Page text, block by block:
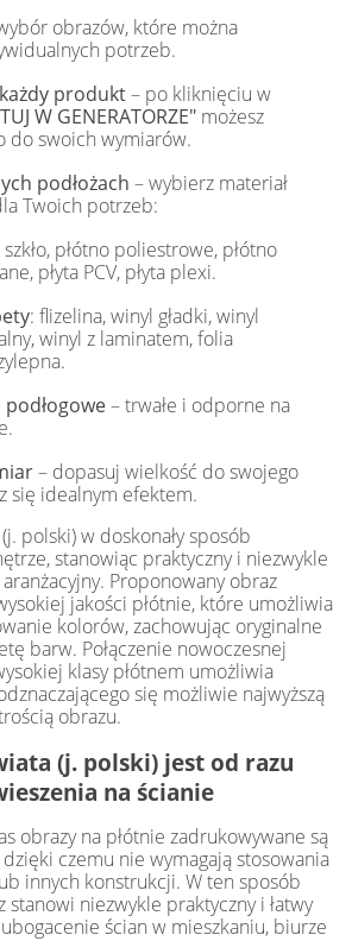
obrazów, które można
potrzeb.
produkt– po kliknięciu w
W GENERATORZE" możesz
do swoich wymiarów.
podłożach – wybierz materiał
Twoich potrzeb:
szkło, płótno poliestrowe, płótno
płyta PCV, płyta plexi.
: flizelina, winyl gładki, winyl
winyl z laminatem, folia
podłogowe– trwałe i odporne na
– dopasuj wielkość do swojego
się idealnym efektem.
polski) w doskonały sposób
stanowiąc praktyczny i niezwykle
Proponowany obraz
jakości płótnie, które umożliwia
kolorów, zachowując oryginalne
barw. Połączenie nowoczesnej
klasy płótnem umożliwia
się możliwie najwyższą
obrazu.
(j. polski) jest od razu
na ścianie
obrazy na płótnie zadrukowywane są
czemu nie wymagają stosowania
innych konstrukcji. W ten sposób
niezwykle praktyczny i łatwy
ścian w mieszkaniu, biurze